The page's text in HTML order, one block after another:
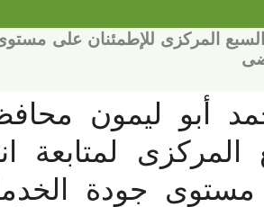
المركزى للإطمئنان على مستوى
أبو ليمون محافظ
لمتابعة
جودة